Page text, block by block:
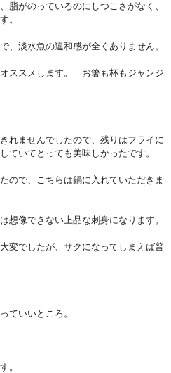
脂がのっているのにしつこさがなく、
。
、淡水魚の違和感が全くありません。
ススメします。 お箸も杯もジャンジ
れませんでしたので、残りはフライに
ていてとっても美味しかったです。
ので、こちらは鍋に入れていただきま
想像できない上品な刺身になります。
変でしたが、サクになってしまえば普
ていいところ。
。